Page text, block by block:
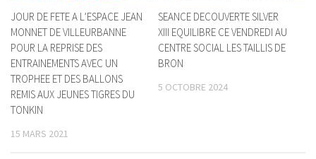
JOUR DE FETE A L’ESPACE JEAN
MONNET DE VILLEURBANNE
POUR LA REPRISE DES
ENTRAINEMENTS AVEC UN
TROPHEE ET DES BALLONS
REMIS AUX JEUNES TIGRES DU
TONKIN
15 MARS 2021
SEANCE DECOUVERTE SILVER
XIII EQUILIBRE CE VENDREDI AU
CENTRE SOCIAL LES TAILLIS DE
BRON
5 OCTOBRE 2024